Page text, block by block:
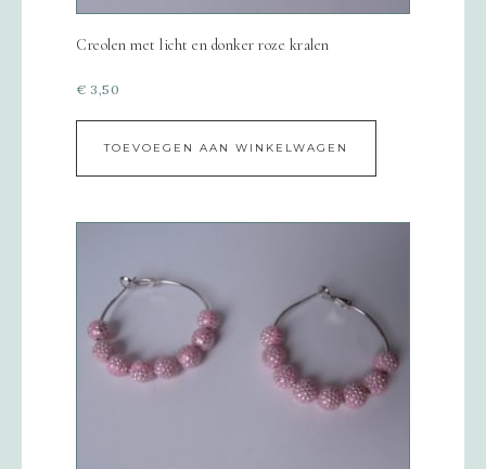
Creolen met licht en donker roze kralen
€ 3,50
TOEVOEGEN AAN WINKELWAGEN